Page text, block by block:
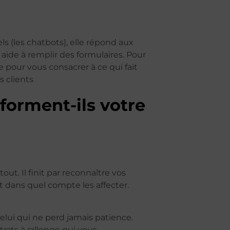
(les chatbots), elle répond aux
à remplir des formulaires. Pour
pour vous consacrer à ce qui fait
clients
ils votre
Il finit par reconnaître vos
dans quel compte les affecter.
qui ne perd jamais patience.